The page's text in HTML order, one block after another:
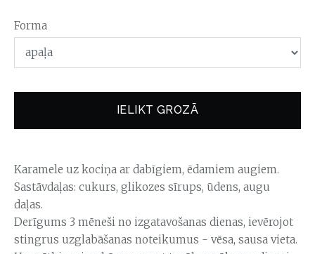
Forma
IELIKT GROZĀ
Karamele uz kociņa ar dabīgiem, ēdamiem augiem.
Sastāvdaļas: cukurs, glikozes sīrups, ūdens, augu
daļas.
Derīgums 3 mēneši no izgatavošanas dienas, ievērojot
stingrus uzglabāšanas noteikumus - vēsa, sausa vieta.